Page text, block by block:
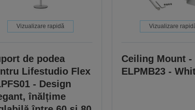
Vizualizare rapidă
de podea
Lifestudio Flex
- Design
înălțime
Vizualizare
Ceiling Mount -
ELPMB23 -